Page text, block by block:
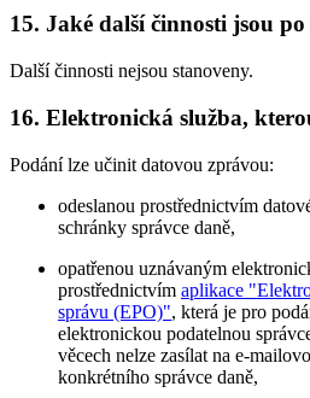
15. Jaké další činnosti jsou
Další činnosti nejsou stanoveny.
16. Elektronická služba,
Podání lze učinit datovou zprávou:
odeslanou prostřednictvím
schránky správce daně,
opatřenou uznávaným
prostřednictvím aplikace
správu (EPO)", která je pro
elektronickou podatelnou
věcech nelze zasílat na e-
konkrétního správce daně,